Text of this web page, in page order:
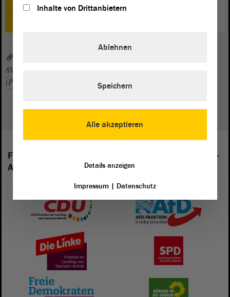
TOP 0
8WP_zp012sp_20220621.pdf (PDF, 144 KByte)
(PDF, 1,46 MByte)
Folgende Fraktionen sind im Landtag von Sachsen-
Anhalt vertreten:
Inhalte von Drittanbietern
Alle akzeptieren
Ablehnen
Speichern
Details anzeigen
Impressum| Datenschutz